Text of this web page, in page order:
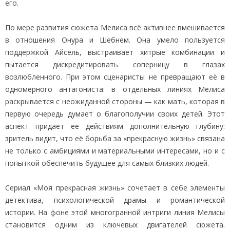
его.
По мере развития сюжета Мелиса всё активнее вмешивается
в отношения Онура и Шебнем. Она умело пользуется
поддержкой Айсель, выстраивает хитрые комбинации и
пытается дискредитировать соперницу в глазах
возлюбленного. При этом сценаристы не превращают её в
одномерного антагониста: в отдельных линиях Мелиса
раскрывается с неожиданной стороны — как мать, которая в
первую очередь думает о благополучии своих детей. Этот
аспект придаёт её действиям дополнительную глубину:
зритель видит, что её борьба за «прекрасную жизнь» связана
не только с амбициями и материальными интересами, но и с
попыткой обеспечить будущее для самых близких людей.
Сериал «Моя прекрасная жизнь» сочетает в себе элементы
детектива, психологической драмы и романтической
истории. На фоне этой многогранной интриги линия Мелисы
становится одним из ключевых двигателей сюжета.